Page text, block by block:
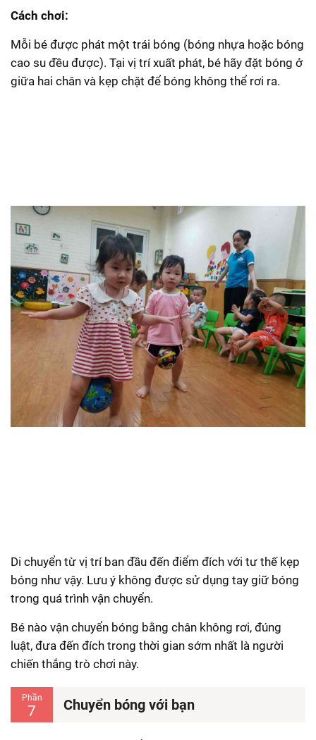
Cách chơi:
Mỗi bé được phát một trái bóng (bóng nhựa hoặc bóng
cao su đều được). Tại vị trí xuất phát, bé hãy đặt bóng ở
giữa hai chân và kẹp chặt để bóng không thể rơi ra.
Di chuyển từ vị trí ban đầu đến điểm đích với tư thế kẹp
bóng như vậy. Lưu ý không được sử dụng tay giữ bóng
trong quá trình vận chuyển.
Bé nào vận chuyển bóng bằng chân không rơi, đúng
luật, đưa đến đích trong thời gian sớm nhất là người
chiến thắng trò chơi này.
Phần
7 Chuyển bóng với bạn